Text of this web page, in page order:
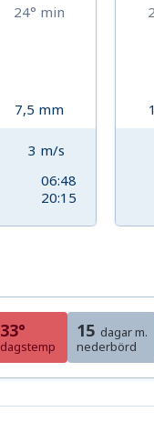
24° min
7,5 mm
3 m/s
06:48
20:15
33°
dagstemp
15 dagar m.
nederbörd